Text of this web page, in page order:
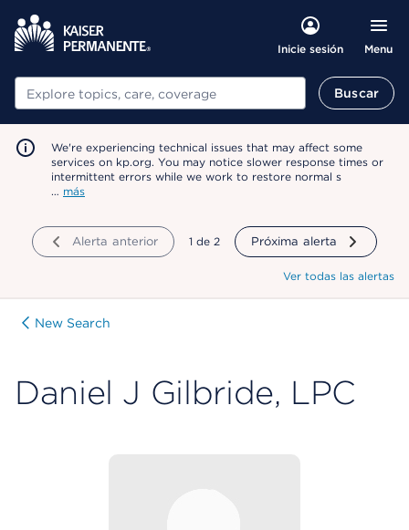
Inicie sesión Menu
Buscar Buscar
We're experiencing technical issues that may affect some
services on kp.org. You may notice slower response times or
intermittent errors while we work to restore normal s
… más
Alerta anterior mostrando
1 de 2 Próxima alerta
Ver todas las alertas
New Search
Daniel J Gilbride, LPC